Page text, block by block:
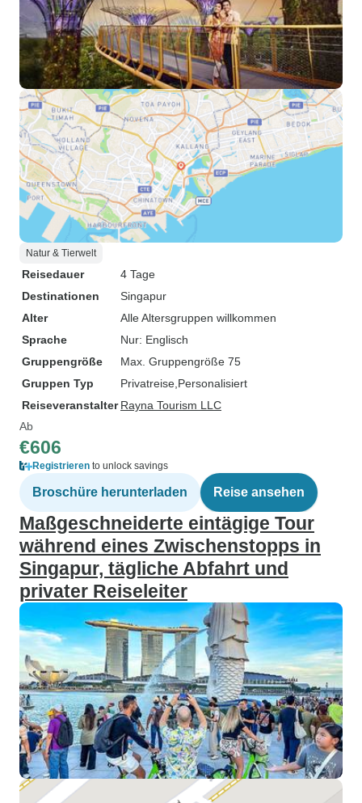
Natur & Tierwelt
Reisedauer
4 Tage
Destinationen
Singapur
Alter
Alle Altersgruppen willkommen
Sprache
Nur: Englisch
Gruppengröße
Max. Gruppengröße 75
Gruppen Typ
Privatreise Personalisiert
Reiseveranstalter Rayna Tourism LLC
Ab
€606
Registrieren to unlock savings
Broschüre herunterladen Reise ansehen
Maßgeschneiderte eintägige Tour
während eines Zwischenstopps in
Singapur, tägliche Abfahrt und
privater Reiseleiter